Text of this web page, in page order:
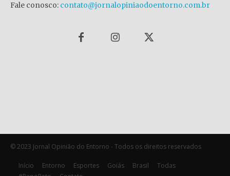
Fale conosco: contato@jornalopiniaodoentorno.com.br
© 2023 Jornal Opinião do Entorno - Todos os direitos reservados
Início Entorno Esportes Goiás Brasil
Todas